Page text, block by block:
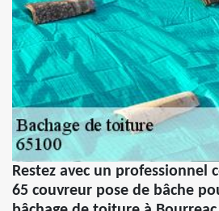
Restez avec un professionnel
65 couvreur pose de bâche